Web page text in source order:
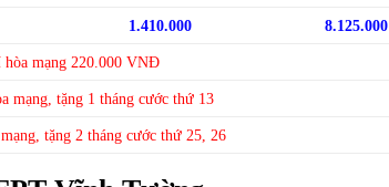
1.410.000 8.125.000
hòa mạng 220.000 VNĐ
mạng, tặng 1 tháng cước thứ 13
tặng 2 tháng cước thứ 25, 26